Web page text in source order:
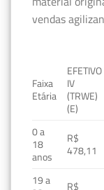
vendas
Faixa
Etária
EFETIVO
IV
(TRWE)
(E)
0 a
18
anos
R$
478,11
19 a
R$